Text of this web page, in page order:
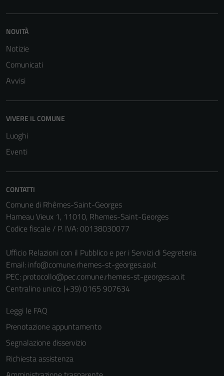
NOVITÀ
Notizie
Comunicati
Avvisi
VIVERE IL COMUNE
Luoghi
Eventi
CONTATTI
Comune di Rhêmes-Saint-Georges
Hameau Vieux 1, 11010, Rhemes-Saint-Georges
Codice fiscale / P. IVA: 00138030077
Ufficio Relazioni con il Pubblico e per i Servizi di Segreteria
Email: info@comune.rhemes-st-georges.ao.it
PEC: protocollo@pec.comune.rhemes-st-georges.ao.it
Centralino unico: (+39) 0165 907634
Leggi le FAQ
Prenotazione appuntamento
Segnalazione disservizio
Richiesta assistenza
Questi cookie
sono necessari